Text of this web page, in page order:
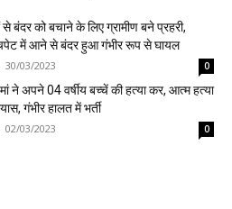
से बंदर को बचाने के लिए ग्रामीण बने प्रहरी,
में आने से बंदर हुआ गंभीर रूप से घायल
30/03/2023 0
ने अपने 04 वर्षीय बच्चें की हत्या कर, आत्म हत्या
गंभीर हालत में भर्ती
02/03/2023 0